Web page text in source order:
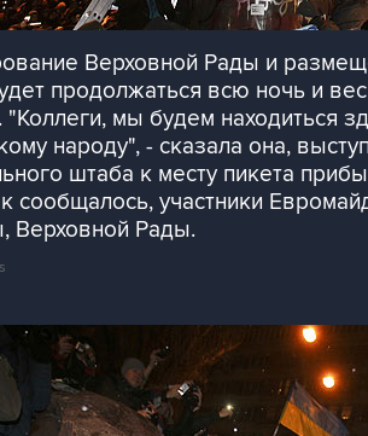
Верховной Рады и
продолжаться всю ночь и
мы будем находиться
народу", - сказала она,
штаба к месту пикета
сообщалось, участники
Верховной Рады.